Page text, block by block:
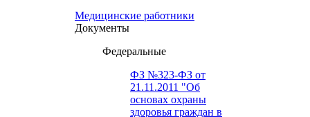
Медицинские работники
Документы
Федеральные
ФЗ №323-ФЗ от
21.11.2011 "Об
основах охраны
здоровья граждан в